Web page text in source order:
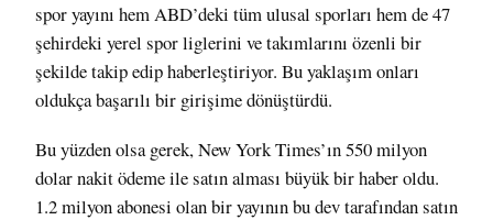
spor yayını hem ABD’deki tüm ulusal sporları hem de 47
şehirdeki yerel spor liglerini ve takımlarını özenli bir
şekilde takip edip haberleştiriyor. Bu yaklaşım onları
oldukça başarılı bir girişime dönüştürdü.
Bu yüzden olsa gerek, New York Times’ın 550 milyon
dolar nakit ödeme ilesatın alması büyük bir haber oldu.
1.2 milyon abonesi olan bir yayının bu dev tarafından satın